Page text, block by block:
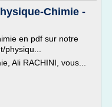
Chimie -
en pdf sur notre
Ali RACHINI, vous...